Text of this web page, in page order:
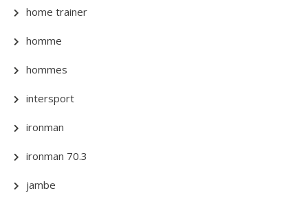
home trainer
homme
hommes
intersport
ironman
ironman 70.3
jambe